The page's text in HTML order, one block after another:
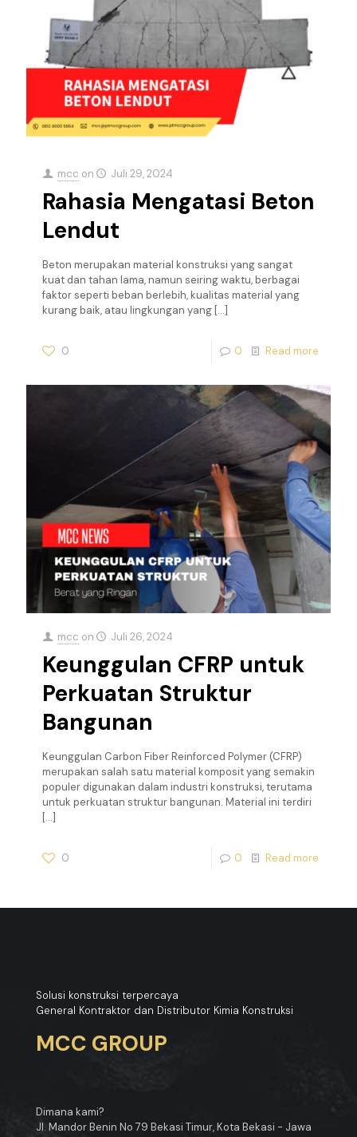
mcc on Juli 29, 2024
Rahasia Mengatasi Beton
Lendut
Beton merupakan material konstruksi yang sangat
kuat dan tahan lama, namun seiring waktu, berbagai
faktor seperti beban berlebih, kualitas material yang
kurang baik, atau lingkungan yang […]
0 0 Read more
mcc on Juli 26, 2024
Keunggulan CFRP untuk
Perkuatan Struktur
Bangunan
Keunggulan Carbon Fiber Reinforced Polymer (CFRP)
merupakan salah satu material komposit yang semakin
populer digunakan dalam industri konstruksi, terutama
untuk perkuatan struktur bangunan. Material ini terdiri
[…]
0 0 Read more
Solusi konstruksi terpercaya
General Kontraktor dan Distributor Kimia Konstruksi
MCC GROUP
Dimana kami?
Jl. Mandor Benin No 79 Bekasi Timur, Kota Bekasi - Jawa